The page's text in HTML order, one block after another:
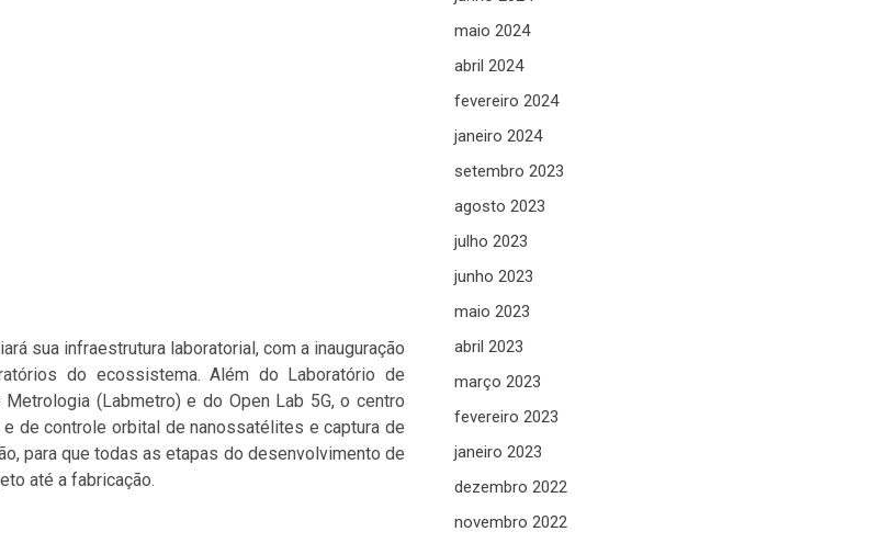
sua infraestrutura laboratorial, com a inauguração
do ecossistema. Além do Laboratório de
(Labmetro) e do Open Lab 5G, o centro
de controle orbital de nanossatélites e captura de
para que todas as etapas do desenvolvimento de
até a fabricação.
maio 2024
abril 2024
fevereiro 2024
janeiro 2024
setembro 2023
agosto 2023
julho 2023
junho 2023
maio 2023
abril 2023
março 2023
fevereiro 2023
janeiro 2023
dezembro 2022
novembro 2022